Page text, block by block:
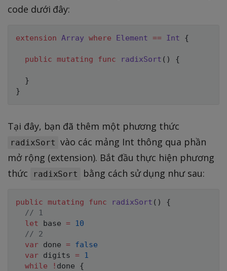
code dưới đây:
extension Array where Element == Int {
public mutating func radixSort ( ) {
}
}
Tại đây, bạn đã thêm một phương thức
radixSort vào các mảng Int thông qua phần
mở rộng (extension). Bắt đầu thực hiện phương
thức
radixSort bằng cách sử dụng như sau:
public mutating func radixSort ( )
{
// 1
let base =
10
// 2
var done = false
var digits =
1
while
! done {